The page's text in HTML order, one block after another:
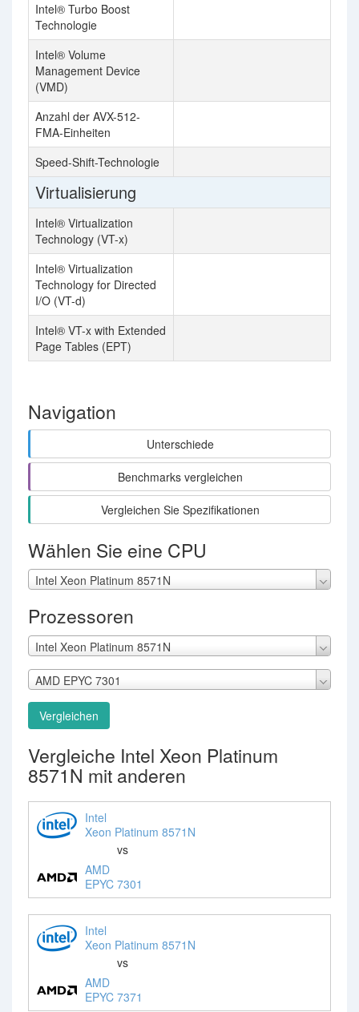
Intel® Turbo Boost
Technologie
Intel® Volume
Management Device
(VMD)
Anzahl der AVX-512-
FMA-Einheiten
Speed-Shift-Technologie
Virtualisierung
Intel® Virtualization
Technology (VT-x)
Intel® Virtualization
Technology for Directed
I/O (VT-d)
Intel® VT-x with Extended
Page Tables (EPT)
Navigation
Unterschiede
Benchmarks vergleichen
Vergleichen Sie Spezifikationen
Wählen Sie eine CPU
Intel Xeon Platinum 8571N
Prozessoren
Intel Xeon Platinum 8571N
AMD EPYC 7301
Vergleichen
Vergleiche Intel Xeon Platinum
8571N mit anderen
Intel
Xeon Platinum 8571N
vs
AMD
EPYC 7301
Intel
Xeon Platinum 8571N
vs
AMD
EPYC 7371